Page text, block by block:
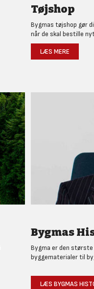
Tøjshop
Bygmas tøjshop gør
når de skal bestille
LÆS MERE
Bygmas
Bygma er den
byggematerialer til
LÆS BYGMAS